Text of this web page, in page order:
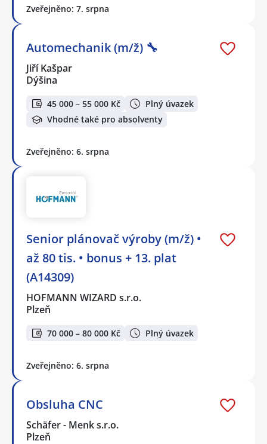
Zveřejněno: 7. srpna
Automechanik (m/ž) 🔧
Jiří Kašpar
Dýšina
45 000 – 55 000 Kč
Plný úvazek
Vhodné také pro absolventy
Zveřejněno: 6. srpna
Senior plánovač výroby (m/ž) •
až 80 tis. • bonus + 13. plat
(A14309)
HOFMANN WIZARD s.r.o.
Plzeň
70 000 – 80 000 Kč Plný úvazek
Zveřejněno: 6. srpna
Obsluha CNC
Schäfer - Menk s.r.o.
Plzeň